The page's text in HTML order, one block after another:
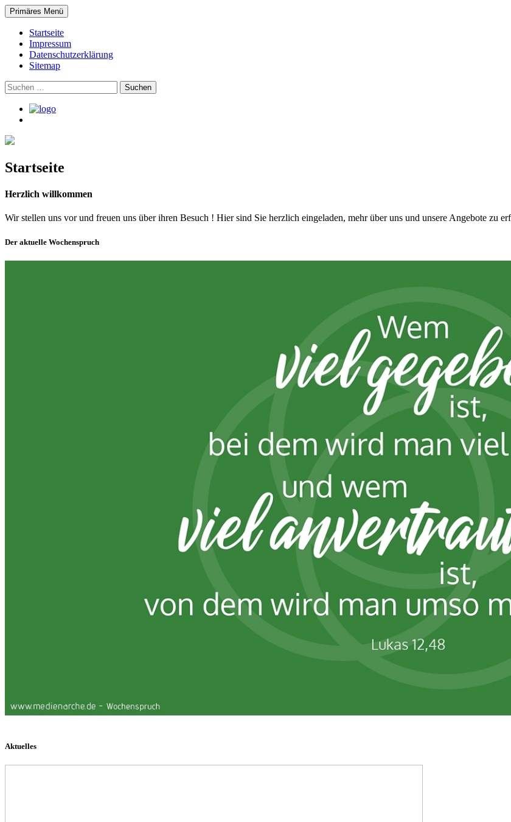
Evangelische Philippus-Gemeinde Köln
Suchen
Primäres Menü Zum
Inhalt
Startseite
Impressum
Datenschutzerklärung
Sitemap
Suchen
nach:
Startseite
Herzlich willkommen
Wir stellen uns vor und freuen uns über ihren Besuch ! Hier sind Sie herzlich eingeladen, mehr über uns und unsere Angebote zu
Der aktuelle Wochenspruch
Aktuelles